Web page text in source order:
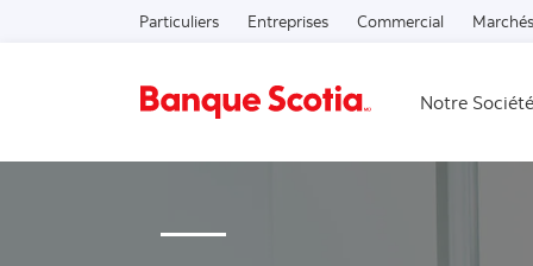
Particuliers Entreprises Commercial
Notre Société